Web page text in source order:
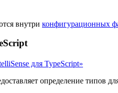
внутри конфигурационных
для TypeScript»
определение типов